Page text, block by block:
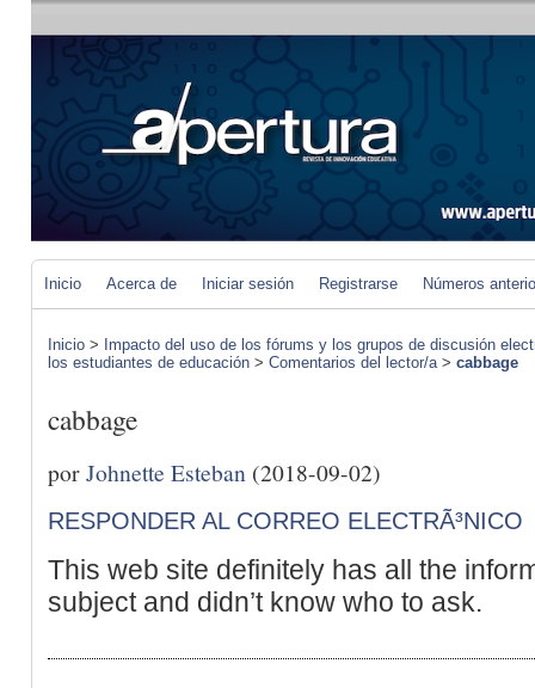
Inicio Acerca de Iniciar sesión Registrarse Números
Inicio > Impacto del uso de los fórums y los grupos de discusión
los estudiantes de educación > Comentarios del lector/a> cabbage
cabbage
porJohnette Esteban (2018-09-02)
RESPONDER AL CORREO ELECTRÃ³NICO
This web site definitely has all the
subject and didn’t know who to ask.